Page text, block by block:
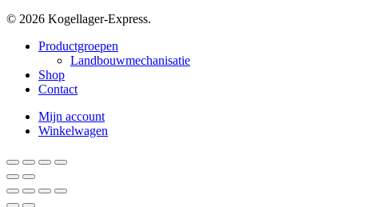
© 2026 Kogellager-Express.
Close
Productgroepen
Landbouwmechanisatie
Shop
Contact
Mijn account
Winkelwagen